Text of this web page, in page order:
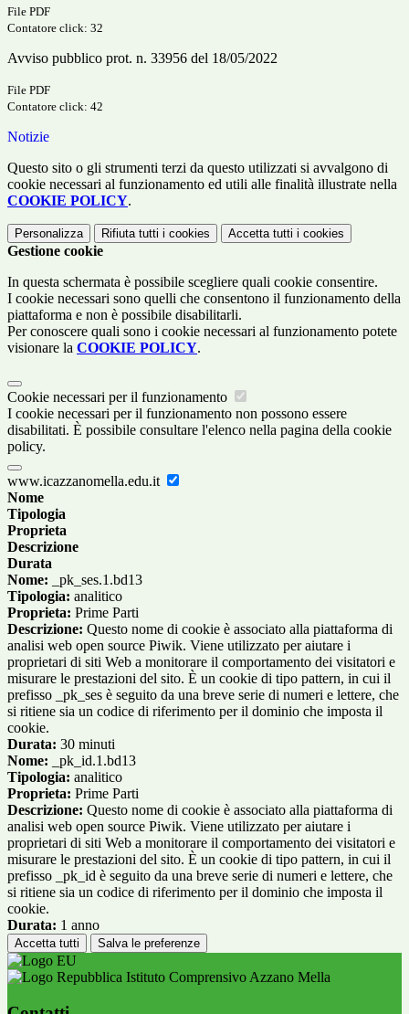
File PDF
Contatore click: 32
Avviso pubblico prot. n. 33956 del 18/05/2022
File PDF
Contatore click: 42
Notizie
Questo sito o gli strumenti terzi da questo utilizzati si avvalgono di
cookie necessari al funzionamento ed utili alle finalità illustrate nella
COOKIE POLICY.
Personalizza Rifiuta tutti i cookies Accetta tutti i cookies
Gestione cookie
In questa schermata è possibile scegliere quali cookie consentire.
I cookie necessari sono quelli che consentono il funzionamento della
piattaforma e non è possibile disabilitarli.
Per conoscere quali sono i cookie necessari al funzionamento potete
visionare la COOKIE POLICY.
Cookie necessari per il funzionamento
I cookie necessari per il funzionamento non possono essere
disabilitati. È possibile consultare l'elenco nella pagina della cookie
policy.
www.icazzanomella.edu.it
Nome
Tipologia
Proprieta
Descrizione
Durata
Nome: _pk_ses.1.bd13
Tipologia: analitico
Proprieta: Prime Parti
Descrizione: Questo nome di cookie è associato alla piattaforma di
analisi web open source Piwik. Viene utilizzato per aiutare i
proprietari di siti Web a monitorare il comportamento dei visitatori e
misurare le prestazioni del sito. È un cookie di tipo pattern, in cui il
prefisso _pk_ses è seguito da una breve serie di numeri e lettere, che
si ritiene sia un codice di riferimento per il dominio che imposta il
cookie.
Durata: 30 minuti
Nome: _pk_id.1.bd13
Tipologia: analitico
Proprieta: Prime Parti
Descrizione: Questo nome di cookie è associato alla piattaforma di
analisi web open source Piwik. Viene utilizzato per aiutare i
proprietari di siti Web a monitorare il comportamento dei visitatori e
misurare le prestazioni del sito. È un cookie di tipo pattern, in cui il
prefisso _pk_id è seguito da una breve serie di numeri e lettere, che
si ritiene sia un codice di riferimento per il dominio che imposta il
cookie.
Durata: 1 anno
Accetta tutti Salva le preferenze
Istituto Comprensivo Azzano Mella